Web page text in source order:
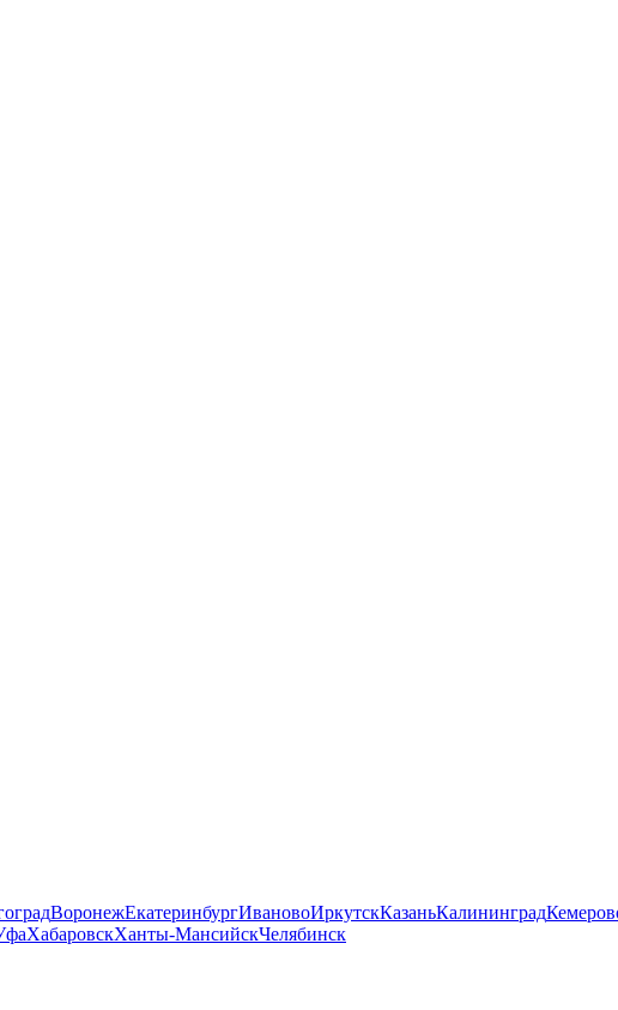
ВоронежЕкатеринбургИвановоИркутскКазаньКалининград
ХабаровскХанты-МансийскЧелябинск